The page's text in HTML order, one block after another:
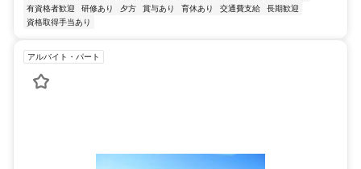
有資格者歓迎
研修あり 夕方 賞与あり 育休あり 交通費支給
長期歓迎
資格取得手当あり
アルバイト・パート